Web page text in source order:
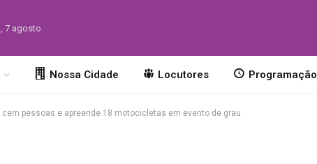
7 agosto
Nossa Cidade Locutores Programação
cem pessoas e apreende 18 motocicletas em evento de grau